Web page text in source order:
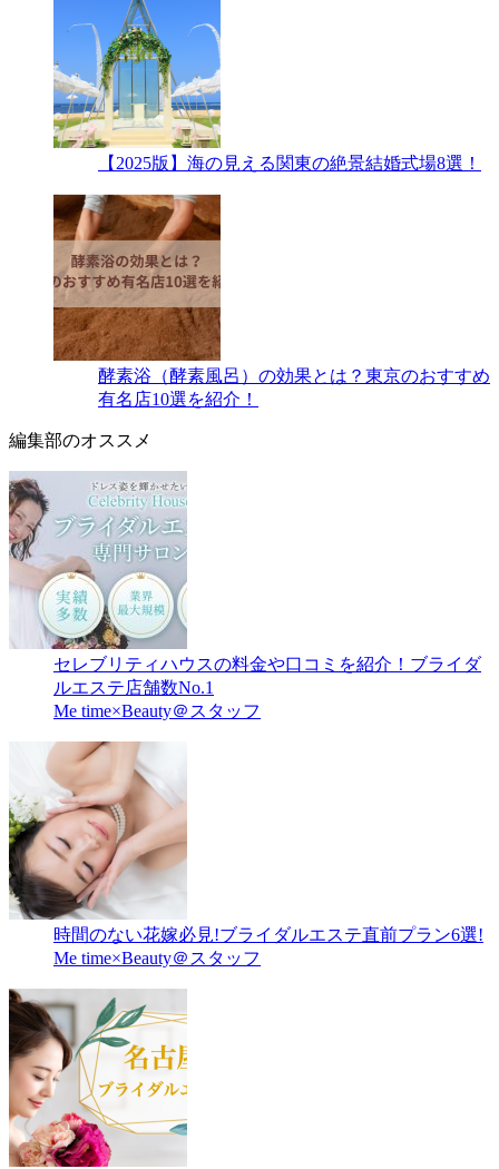
【2025版】海の見える関東の絶景結婚式場8選！
酵素浴（酵素風呂）の効果とは？東京のおすすめ
有名店10選を紹介！
編集部のオススメ
セレブリティハウスの料金や口コミを紹介！ブライダ
ルエステ店舗数No.1
Me time×Beauty＠スタッフ
時間のない花嫁必見!ブライダルエステ直前プラン6選!
Me time×Beauty＠スタッフ